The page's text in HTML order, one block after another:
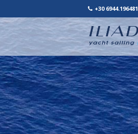
+30 6944.196481